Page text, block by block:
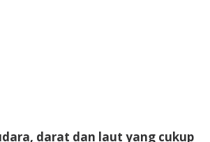
darat dan laut yang cukup